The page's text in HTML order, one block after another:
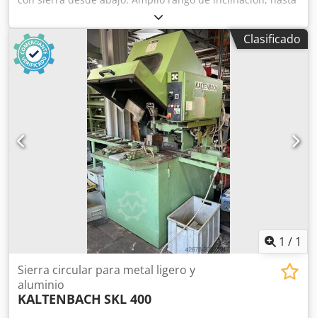
45° hacia la izquierda y hasta 0° hacia la derecha. El
mecanismo de inclinación especial, con mesa giratoria
integrada, permite trabajar desde el frente en todas las
posiciones angulares. Un tope de pieza ajustable hacia
atrás permite una utilización óptima de la capacidad de la
hoja de sierra en perfiles anchos y planos. Avance manual
de la sierra. Se suministra de serie con hoja de sierra y
bastidor. Dispositivo neumático de sujeción de materiales
(vertical). Dispositivo de pulverización dosificadora. Unidad
de mantenimiento. Chsdpszdi Nmjfx Agrea
Clasificado
1 / 1
Sierra circular para metal ligero y
aluminio
KALTENBACH SKL 400